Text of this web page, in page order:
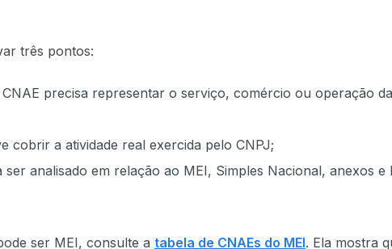
três pontos:
precisa representar o serviço, comércio ou operação da
cobrir a atividade real exercida pelo CNPJ;
ser analisado em relação ao MEI, Simples Nacional, anexos e
ser MEI, consulte a tabela de CNAEs do MEI. Ela mostra